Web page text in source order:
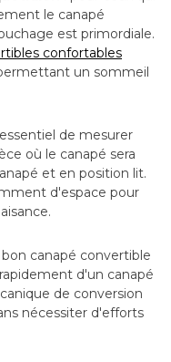
le canapé
est primordiale.
confortables
un sommeil
de mesurer
où le canapé sera
et en position lit.
d'espace pour
bon canapé convertible
d'un canapé
de conversion
nécessiter d'efforts